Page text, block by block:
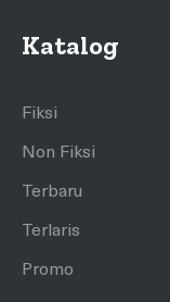
Katalog
Fiksi
Non Fiksi
Terbaru
Terlaris
Promo